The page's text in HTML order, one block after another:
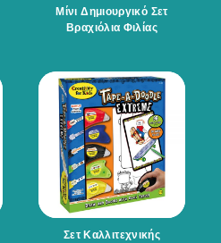
Μίνι Δημιουργικό Σετ
Βραχιόλια Φιλίας
Σετ Καλλιτεχνικής